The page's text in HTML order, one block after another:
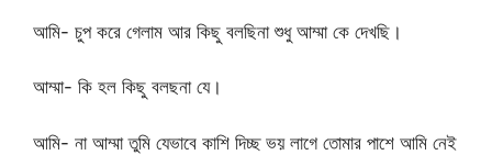
আমি- চুপ করে গেলাম আর কিছু বলছিনা শুধু আম্মা কে দেখছি।
আম্মা- কি হল কিছু বলছনা যে।
আমি- না আম্মা তুমি যেভাবে কাশি দিচ্ছ ভয় লাগে তোমার পাশে আমি নেই